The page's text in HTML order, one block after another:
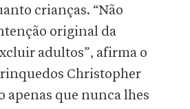
crianças. “Não
original da
adultos”, afirma o
Christopher
apenas que nunca lhes